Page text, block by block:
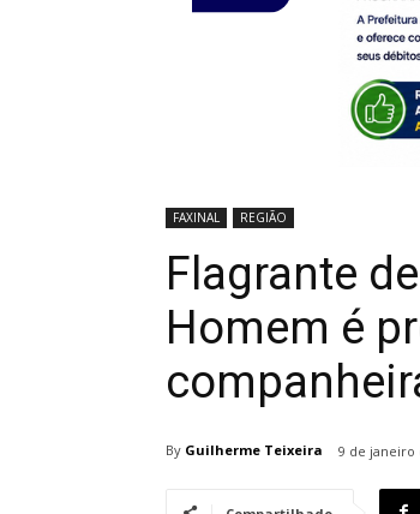
FAXINAL REGIÃO
Flagrante
Homem é
By Guilherme Teixeira 9 de janeiro